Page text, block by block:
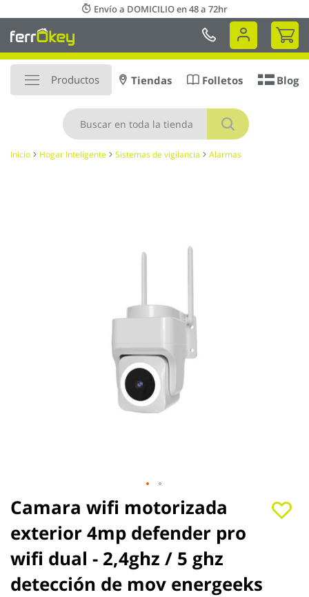
al
contenido
Envío a DOMICILIO en 48 a 72hr
Mi
Productos
Buscar
Tiendas Folletos Blog
Inicio Hogar Inteligente Sistemas de vigilancia Alarmas
Camara wifi motorizada
exterior 4mp defender pro
wifi dual - 2,4ghz / 5 ghz
detección de mov energeeks
Saltar
al
comienzo
de
la
galería
de